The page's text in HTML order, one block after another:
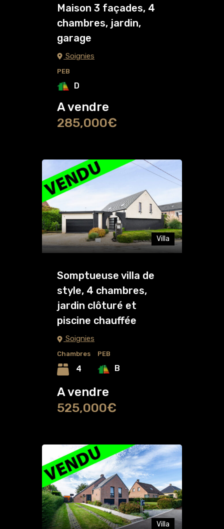
Maison 3 façades, 4
chambres, jardin,
garage
Soignies
PEB
D
A vendre
285,000€
Villa
Somptueuse villa de
style, 4 chambres,
jardin clôturé et
piscine chauffée
Soignies
Chambres
4
PEB
B
A vendre
525,000€
Villa